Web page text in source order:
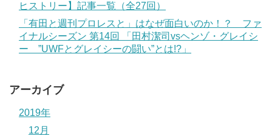
ヒストリー】記事一覧（全27回）
「有田と週刊プロレスと」はなぜ面白いのか！？ ファ
イナルシーズン 第14回 「田村潔司vsヘンゾ・グレイシ
ー ”UWFとグレイシーの闘い”とは!?」
アーカイブ
2019年
12月